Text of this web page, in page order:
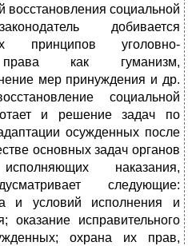
восстановления социальной
добивается
принципов уголовно-
права как гуманизм,
мер принуждения и др.
социальной
и решение задач по
осужденных после
основных задач органов
наказания,
следующие:
и условий исполнения и
оказание исправительного
охрана их прав,